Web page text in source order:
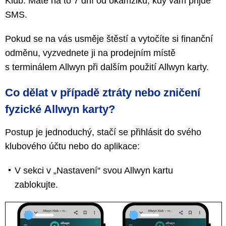
SMS.
Pokud se na vás usměje štěstí a vytočíte si finanční
odměnu, vyzvednete ji na prodejním místě
s terminálem Allwyn při dalším použití Allwyn karty.
Co dělat v případě ztráty nebo zničení
fyzické Allwyn karty?
Postup je jednoduchý, stačí se přihlásit do svého
klubového účtu nebo do aplikace:
V sekci v „Nastavení“ svou Allwyn kartu
zablokujte.